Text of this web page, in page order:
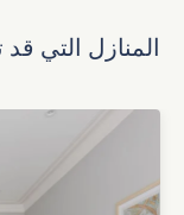
المنازل التي قد